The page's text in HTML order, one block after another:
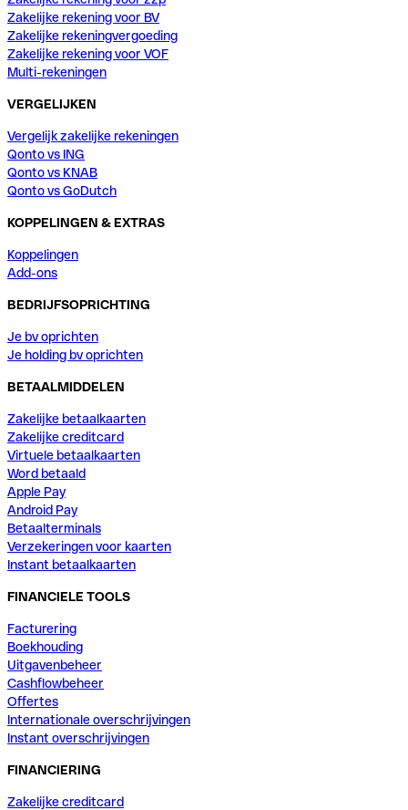
Zakelijke rekening voor BV
Zakelijke rekeningvergoeding
Zakelijke rekening voor VOF
Multi-rekeningen
VERGELIJKEN
Vergelijk zakelijke rekeningen
Qonto vs ING
Qonto vs KNAB
Qonto vs GoDutch
KOPPELINGEN & EXTRAS
Koppelingen
Add-ons
BEDRIJFSOPRICHTING
Je bv oprichten
Je holding bv oprichten
BETAALMIDDELEN
Zakelijke betaalkaarten
Zakelijke creditcard
Virtuele betaalkaarten
Word betaald
Apple Pay
Android Pay
Betaalterminals
Verzekeringen voor kaarten
Instant betaalkaarten
FINANCIELE TOOLS
Facturering
Boekhouding
Uitgavenbeheer
Cashflowbeheer
Offertes
Internationale overschrijvingen
Instant overschrijvingen
FINANCIERING
Zakelijke creditcard